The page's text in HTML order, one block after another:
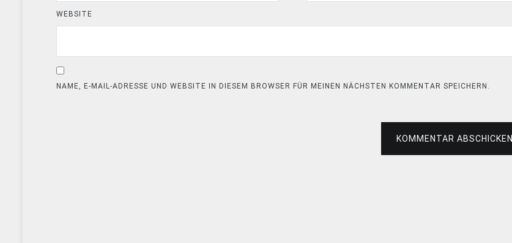
WEBSITE
NAME, E-MAIL-ADRESSE UND WEBSITE IN DIESEM BROWSER FÜR MEINEN NÄCHSTEN KOMMENTAR SPEICHERN.
KOMMENTAR ABSCHICKEN